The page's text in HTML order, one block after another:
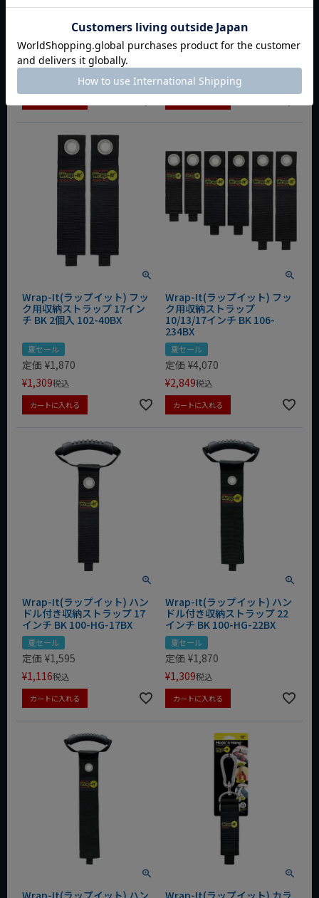
チ BK 3個入 103-20BX
夏セール
定価 ¥1,870
チ BK 2個入 102-30BX
夏セール
¥1,116 税込
Wrap-It(ラップイット) フッ
ク用収納ストラップ 17イン
チ BK 2個入 102-40BX
夏セール
定価 ¥1,870
¥1,309税込
カートに入れる
Wrap-It(ラップイット) フッ
ク用収納ストラップ
10/13/17インチ BK 106-
234BX
夏セール
定価 ¥4,070
¥2,849税込
カートに入れる
Wrap-It(ラップイット) ハン
ドル付き収納ストラップ 17
インチ BK 100-HG-17BX
夏セール
定価 ¥1,595
¥1,116税込
カートに入れる
Wrap-It(ラップイット) ハン
ドル付き収納ストラップ 22
インチ BK 100-HG-22BX
夏セール
定価 ¥1,870
¥1,309税込
カートに入れる
Wrap-It(ラップイット) ハン
Wrap-It(ラップイット) カラ